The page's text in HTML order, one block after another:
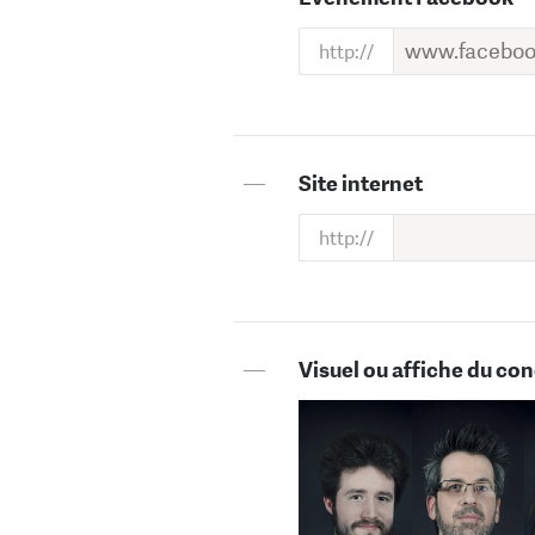
— Site internet
— Visuel ou affiche du